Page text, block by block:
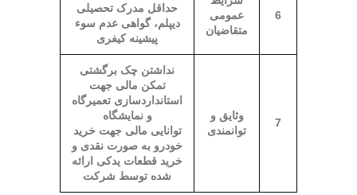
6
عمومی
متقاضیان
حداقل مدرک تحصیلی
دیپلم، گواهی عدم سوء
پیشینه کیفری
7
وثایق و
توانمندی
نداشتن چک برگشتی
تمکن مالی جهت
استانداردسازی تعمیرگاه
و نمایشگاه
توانایی مالی جهت خرید
خودرو به صورت نقدی و
خرید قطعات یدکی ارائه
شده توسط شرکت